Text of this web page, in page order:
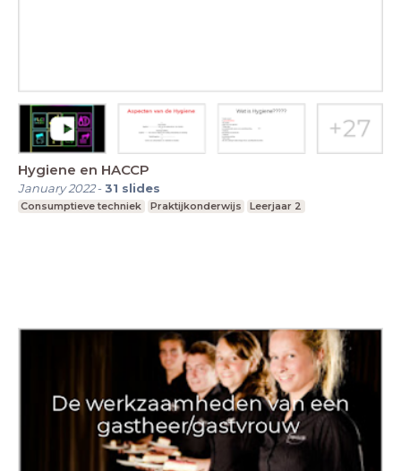
Hygiene en HACCP
January 2022-31 slides
Consumptieve techniek Praktijkonderwijs Leerjaar 2